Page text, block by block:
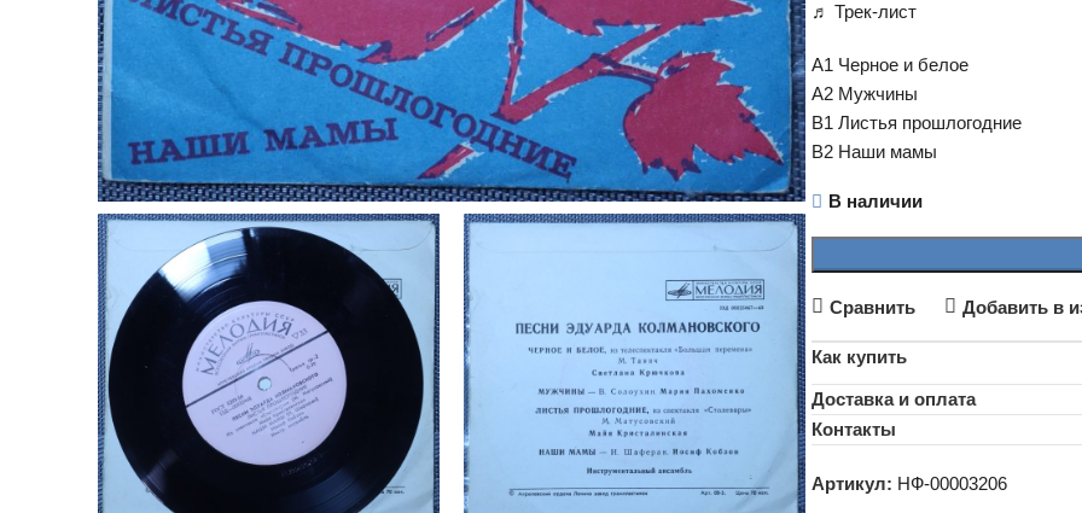
♬ Трек-лист
A1 Черное и белое
A2 Мужчины
B1 Листья прошлогодние
B2 Наши мамы
В наличии
Сравнить Добавить в
Как купить
Доставка и оплата
Контакты
Артикул: НФ-00003206